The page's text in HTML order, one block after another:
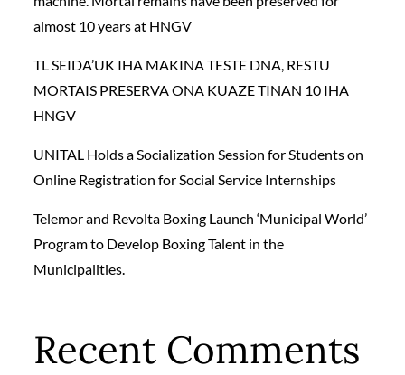
almost 10 years at HNGV
TL SEIDA’UK IHA MAKINA TESTE DNA, RESTU
MORTAIS PRESERVA ONA KUAZE TINAN 10 IHA
HNGV
UNITAL Holds a Socialization Session for Students on
Online Registration for Social Service Internships
Telemor and Revolta Boxing Launch ‘Municipal World’
Program to Develop Boxing Talent in the
Municipalities.
Recent Comments